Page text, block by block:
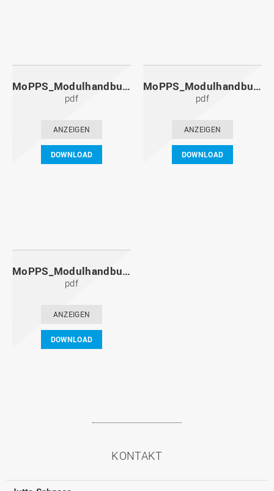
MoPPS_Modulhandbuch_20101201.pdf
pdf
ANZEIGEN
DOWNLOAD
MoPPS_Modulhandbuch_20100601.pdf
pdf
ANZEIGEN
DOWNLOAD
MoPPS_Modulhandbuch_20091201.pdf
pdf
ANZEIGEN
DOWNLOAD
KONTAKT